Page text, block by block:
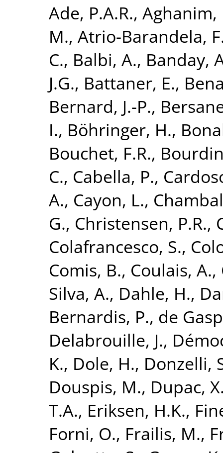
Ade, P.A.R., Aghanim,
M., Atrio-Barandela,
C., Balbi, A., Banday,
J.G., Battaner, E.,
Bernard, J.-P.,
I., Böhringer, H.,
Bouchet, F.R.,
C., Cabella, P.,
A., Cayon, L.,
G., Christensen, P.R.,
Colafrancesco, S.,
Comis, B., Coulais, A.,
Silva, A., Dahle, H.,
Bernardis, P., de
Delabrouille, J.,
K., Dole, H., Donzelli,
Douspis, M., Dupac,
T.A., Eriksen, H.K.,
Forni, O., Frailis, M.,